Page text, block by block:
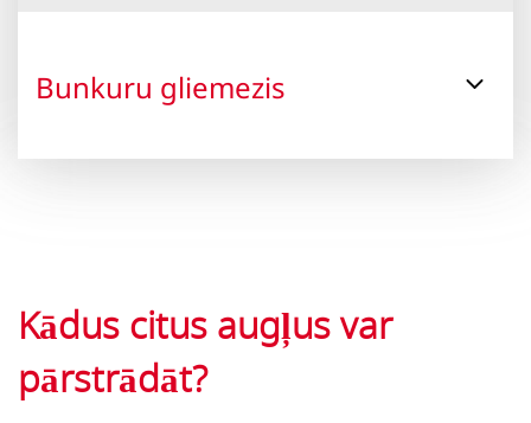
Bunkuru gliemezis
Kādus citus augļus var
pārstrādāt?